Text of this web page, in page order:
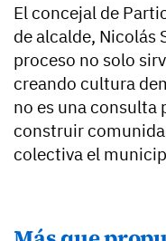
El concejal de
de alcalde, Nicolás
proceso no solo
creando cultura
no es una consulta
construir
colectiva el